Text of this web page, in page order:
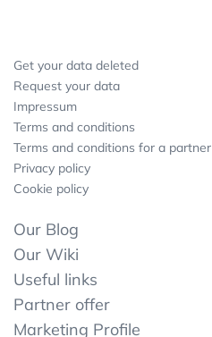
Get your data deleted
Request your data
Impressum
Terms and conditions
Terms and conditions for a partner
Privacy policy
Cookie policy
Our Blog
Our Wiki
Useful links
Partner offer
Marketing Profile